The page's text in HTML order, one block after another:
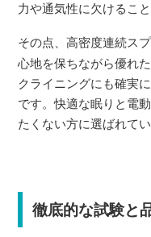
力や通気性に欠けること
その点、高密度連続ス
心地を保ちながら優れ
クライニングにも確実
です。快適な眠りと電
たくない方に選ばれてい
徹底的な試験と